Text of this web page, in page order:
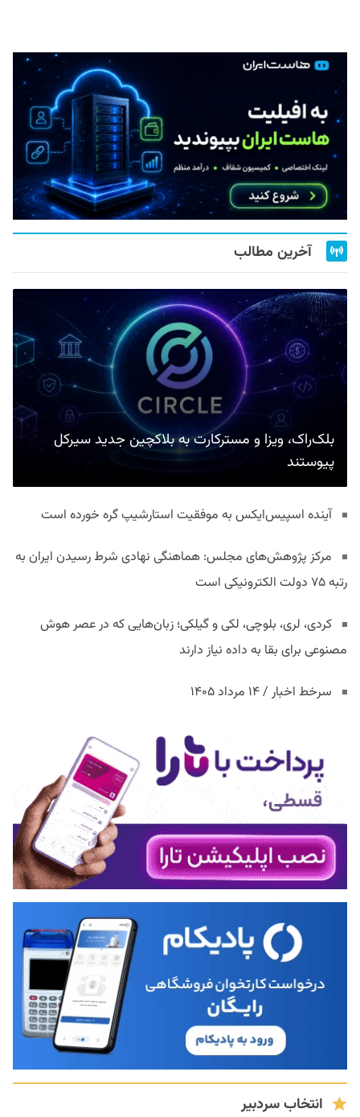
آخرین مطالب
بلک‌راک، ویزا و مسترکارت به بلاکچین جدید سیرکل
پیوستند
آینده اسپیس‌ایکس به موفقیت استارشیپ گره خورده است
مرکز پژوهش‌های مجلس: هماهنگی نهادی شرط رسیدن ایران به
رتبه ۷۵ دولت الکترونیکی است
کردی، لری، بلوچی، لکی و گیلکی؛ زبان‌هایی که در عصر هوش
مصنوعی برای بقا به داده نیاز دارند
سرخط اخبار / ۱۴ مرداد ۱۴۰۵
انتخاب سردبیر